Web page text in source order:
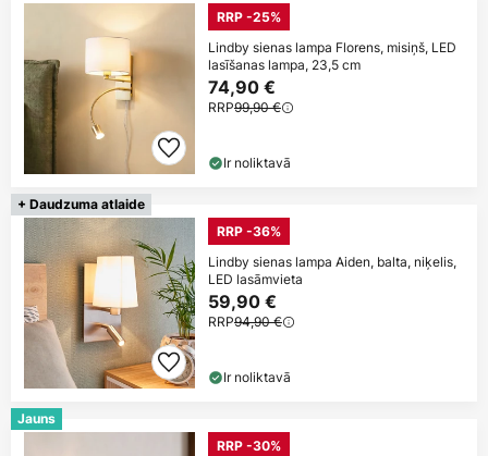
RRP -25%
Lindby sienas lampa Florens, misiņš, LED
lasīšanas lampa, 23,5 cm
74,90 €
RRP99,90 €
Ir noliktavā
+ Daudzuma atlaide
RRP -36%
Lindby sienas lampa Aiden, balta, niķelis,
LED lasāmvieta
59,90 €
RRP94,90 €
Ir noliktavā
Jauns
RRP -30%